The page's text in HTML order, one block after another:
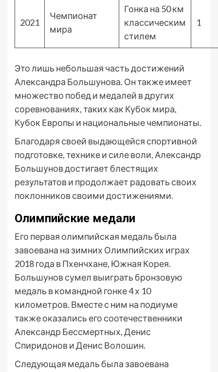
2021
Чемпионат
мира
Гонка на 50 км
классическим
стилем
1
Это лишь небольшая часть достижений
Александра Большунова. Он также имеет
множество побед и медалей в других
соревнованиях, таких как Кубок мира,
Кубок Европы и национальные чемпионаты.
Благодаря своей выдающейся спортивной
подготовке, технике и силе воли, Александр
Большунов достигает блестящих
результатов и продолжает радовать своих
поклонников своими достижениями.
Олимпийские медали
Его первая олимпийская медаль была
завоевана на зимних Олимпийских играх
2018 года в Пхенчхане, Южная Корея.
Большунов сумел выиграть бронзовую
медаль в командной гонке 4 х 10
километров. Вместе с ним на подиуме
также оказались его соотечественники
Александр Бессмертных, Денис
Спиридонов и Денис Волошин.
Следующая медаль была завоевана